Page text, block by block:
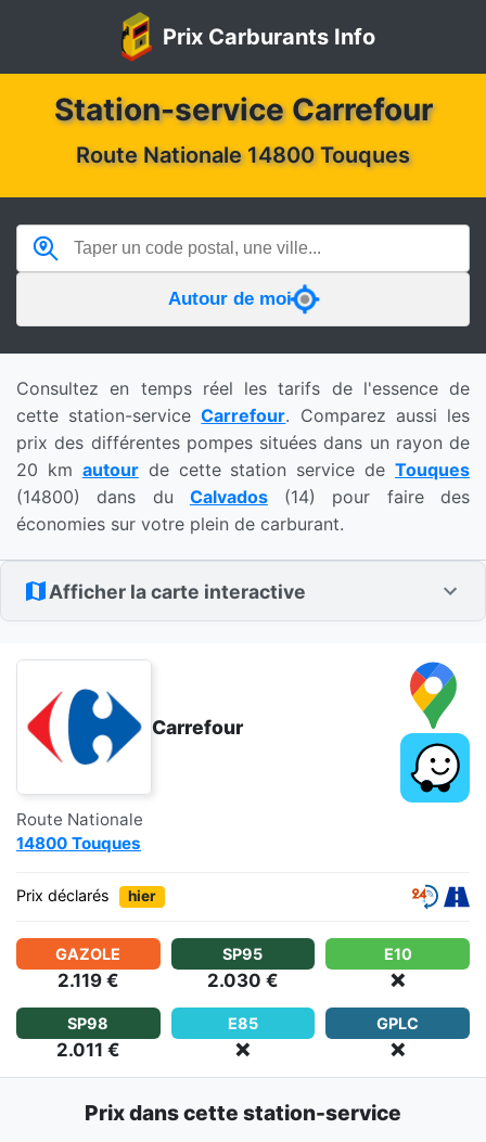
Prix Carburants Info
Station-service Carrefour
Route Nationale 14800 Touques
Autour de moi
Consultez en temps réel les tarifs de l'essence de
cette station-serviceCarrefour. Comparez aussi les
prix des différentes pompes situées dans un rayon de
20 km autourde cette station service de Touques
(14800) dans du Calvados(14) pour faire des
économies sur votre plein de carburant.
Afficher la carte interactive
Carrefour
Route Nationale
14800 Touques
Prix déclarés hier
GAZOLE
2.119 €
SP95
2.030 €
E10
❌
SP98
2.011 €
E85
❌
GPLC
❌
Prix dans cette station-service